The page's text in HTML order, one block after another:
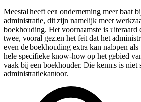
Meestal heeft een onderneming meer baat
administratie, dit zijn namelijk meer
boekhouding. Het voornaamste is uiteraard
twee, vooral gezien het feit dat het
even de boekhouding extra kan nalopen
hele specifieke know-how op het gebied
vaak bij een boekhouder. Die kennis is niet
administratiekantoor.